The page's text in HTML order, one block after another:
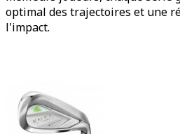
optimal des trajectoires et une
l'impact.